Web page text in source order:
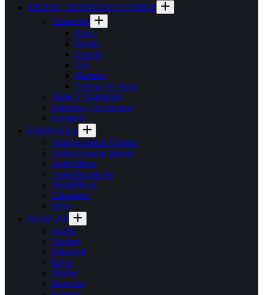
ERIZOS, EXOTICOS Y OTROS
Alimentos
Erizo
Hurón
Conejo
Cuy
Hamster
Tortuga de Agua
Jaulas y Transporte
Juguetes y Accesorios
Sustratos
FARMACIA
Antiparasitario Externo
Antiparasitario Interno
Antibióticos
Antinflamatorios
Analgésicos
Calmantes
Otros
MARCAS
Acana
Acomer
Balanced
Bayer
Bioline
Bravecto